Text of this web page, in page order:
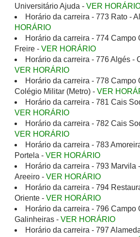
Universitário Ajuda - VER
Horário da carreira - 773 Rato -
HORÁRIO
Horário da carreira - 774 Campo
Freire - VER HORÁRIO
Horário da carreira - 776 Algés -
VER HORÁRIO
Horário da carreira - 778 Campo
Colégio Militar (Metro) - VER
Horário da carreira - 781 Cais
VER HORÁRIO
Horário da carreira - 782 Cais
VER HORÁRIO
Horário da carreira - 783
Portela - VER HORÁRIO
Horário da carreira - 793 Marvila
Areeiro - VER HORÁRIO
Horário da carreira - 794
Oriente - VER HORÁRIO
Horário da carreira - 796 Campo
Galinheiras - VER HORÁRIO
Horário da carreira - 797